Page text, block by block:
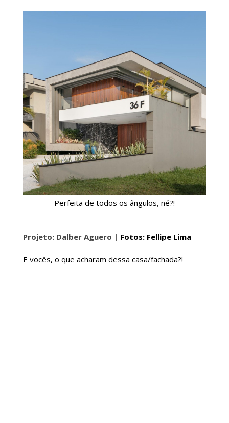
Perfeita de todos os ângulos, né?!
Projeto: Dalber Aguero | Fotos: Fellipe Lima
E vocês, o que acharam dessa casa/fachada?!